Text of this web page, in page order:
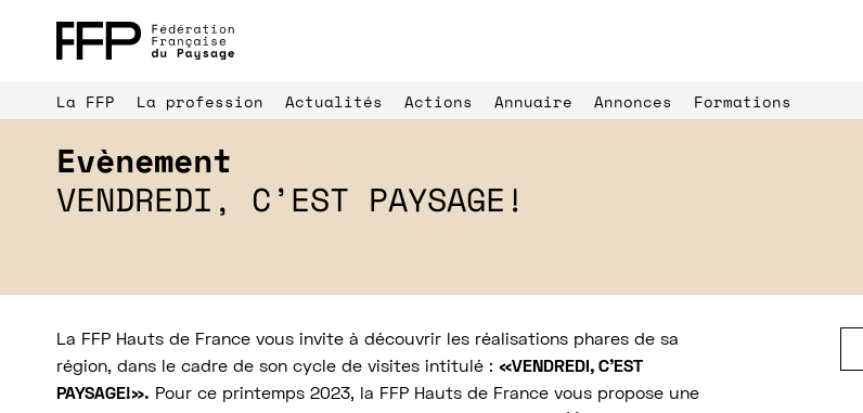
La FFP La profession Actualités Actions
Palmarès du paysage
professionnels
paysage
Annuaire Annonces Formations
Evènement
VENDREDI, C’EST PAYSAGE!
La FFP Hauts de France vous invite à découvrir les réalisations phares de sa
région, dans le cadre de son cycle de visites intitulé : «VENDREDI, C’EST
PAYSAGE!». Pour ce printemps 2023, la FFP Hauts de France vous propose une